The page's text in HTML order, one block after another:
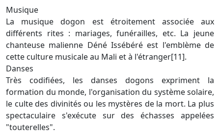
Musique
La musique dogon est étroitement associée aux
différents rites : mariages, funérailles, etc. La jeune
chanteuse malienne Déné Issébéré est l'emblème de
cette culture musicale au Mali et à l'étranger[11].
Danses
Très codifiées, les danses dogons expriment la
formation du monde, l'organisation du système solaire,
le culte des divinités ou les mystères de la mort. La plus
spectaculaire s'exécute sur des échasses appelées
"touterelles".